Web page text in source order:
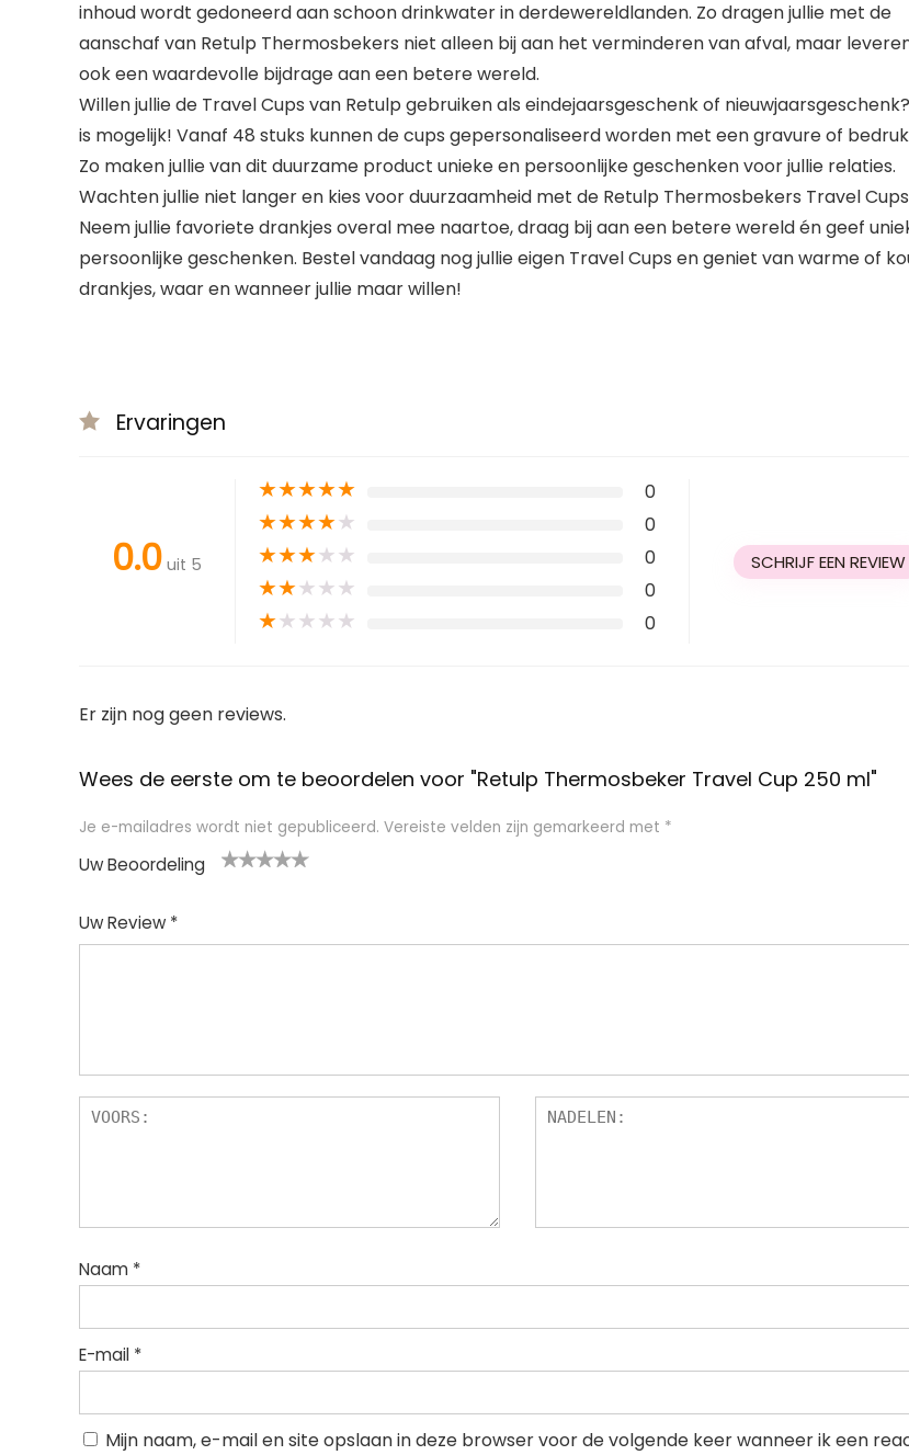
inhoud wordt gedoneerd aan schoon drinkwater in derdewereldlanden. Zo dragen jullie met de
aanschaf van Retulp Thermosbekers niet alleen bij aan het verminderen van afval, maar
ook een waardevolle bijdrage aan een betere wereld.
Willen jullie de Travel Cups van Retulp gebruiken als eindejaarsgeschenk of
is mogelijk! Vanaf 48 stuks kunnen de cups gepersonaliseerd worden met een gravure of
Zo maken jullie van dit duurzame product unieke en persoonlijke geschenken voor jullie relaties.
Wachten jullie niet langer en kies voor duurzaamheid met de Retulp Thermosbekers Travel
Neem jullie favoriete drankjes overal mee naartoe, draag bij aan een betere wereld én geef
persoonlijke geschenken. Bestel vandaag nog jullie eigen Travel Cups en geniet van warme of
drankjes, waar en wanneer jullie maar willen!
Ervaringen
0.0 uit 5
★★★★★ 0
★★★★★ 0
★★★★★ 0
★★★★★ 0
★★★★★ 0
SCHRIJF EEN REVIEW
Er zijn nog geen reviews.
Wees de eerste om te beoordelen voor "Retulp Thermosbeker Travel Cup 250 ml"
Je e-mailadres wordt niet gepubliceerd. Vereiste velden zijn gemarkeerd met *
Uw Beoordeling
Uw Review *
Naam *
E-mail *
Mijn naam, e-mail en site opslaan in deze browser voor de volgende keer wanneer ik een